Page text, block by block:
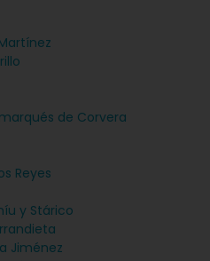
de Corvera
Reyes
y Stárico
Jiménez